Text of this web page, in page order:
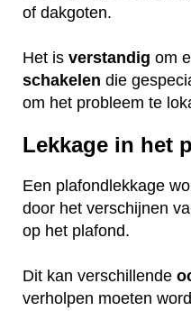
of dakgoten.
Het is verstandig om
schakelen die
om het probleem te
Lekkage in het
Een plafondlekkage
door het verschijnen
op het plafond.
Dit kan verschillende
verholpen moeten